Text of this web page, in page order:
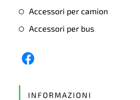
Accessori per camion
Accessori per bus
INFORMAZIONI